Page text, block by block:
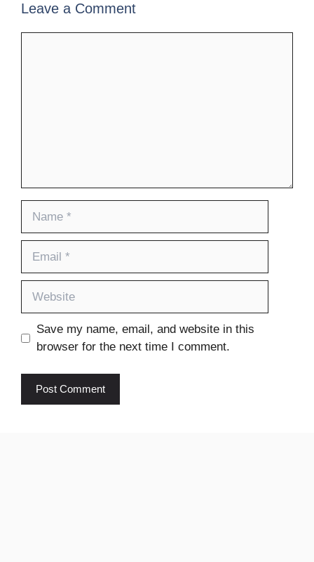
Leave a Comment
Save my name, email, and website in this
browser for the next time I comment.